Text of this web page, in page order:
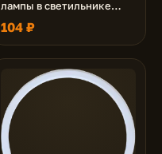
лампы в светильнике
MR16 без стопоров,
упаковка 20шт
104 ₽